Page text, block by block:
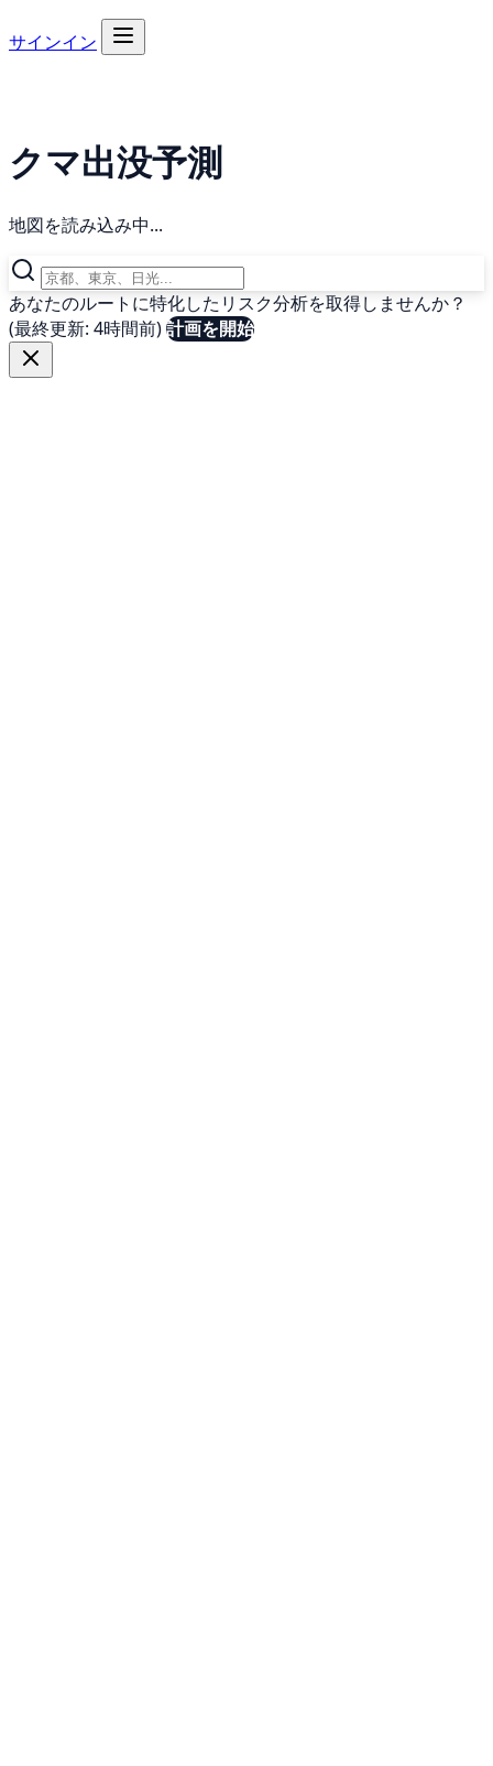
サインイン
クマ出没予測
地図を読み込み中...
あなたのルートに特化したリスク分析を取得しませんか？
(最終更新: 4時間前)計画を開始